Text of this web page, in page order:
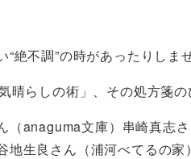
絶不調”の時があったりし
らしの術」、その処方箋
（anaguma文庫）串崎真
生良さん（浦河べてるの